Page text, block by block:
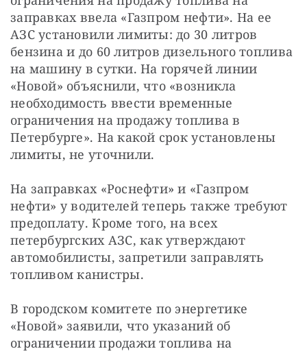
заправках ввела «Газпром нефти». На ее
АЗС установили лимиты: до 30 литров
бензина и до 60 литров дизельного топлива
на машину в сутки. На горячей линии
«Новой» объяснили, что «возникла
необходимость ввести временные
ограничения на продажу топлива в
Петербурге». На какой срок установлены
лимиты, не уточнили.
На заправках «Роснефти» и «Газпром
нефти» у водителей теперь также требуют
предоплату. Кроме того, на всех
петербургских АЗС, как утверждают
автомобилисты, запретили заправлять
топливом канистры.
В городском комитете по энергетике
«Новой» заявили, что указаний об
ограничении продажи топлива на